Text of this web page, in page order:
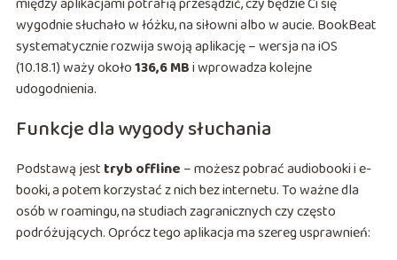
wygodnie słuchało w łóżku, na siłowni albo w aucie. BookBeat
systematycznie rozwija swoją aplikację – wersja na iOS
(10.18.1) waży około136,6 MBi wprowadza kolejne
udogodnienia.
Funkcje dla wygody słuchania
Podstawą jest tryb offline – możesz pobrać audiobooki i e-
booki, a potem korzystać z nich bez internetu. To ważne dla
osób w roamingu, na studiach zagranicznych czy często
podróżujących. Oprócz tego aplikacja ma szereg usprawnień: